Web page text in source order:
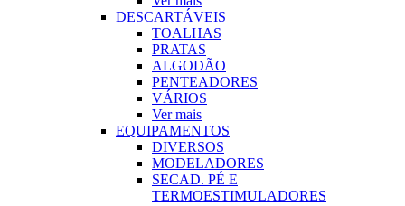
DESCARTÁVEIS
TOALHAS
PRATAS
ALGODÃO
PENTEADORES
VÁRIOS
Ver mais
EQUIPAMENTOS
DIVERSOS
MODELADORES
SECAD. PÉ E
TERMOESTIMULADORES